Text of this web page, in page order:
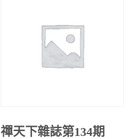
禪天下雜誌第134期